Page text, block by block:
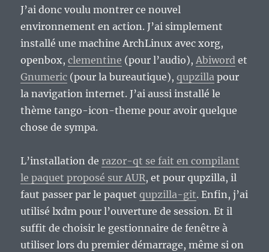
J’ai donc voulu montrer ce nouvel
environnement en action. J’ai simplement
installé une machine ArchLinux avec xorg,
openbox,clementine (pour l’audio),Abiword et
Gnumeric (pour la bureautique),qupzilla pour
la navigation internet. J’ai aussi installé le
thème tango-icon-theme pour avoir quelque
chose de sympa.
L’installation derazor-qt se fait en compilant
le paquet proposé sur AUR, et pour qupzilla, il
faut passer par le paquetqupzilla-git. Enfin, j’ai
utilisé lxdm pour l’ouverture de session. Et il
suffit de choisir le gestionnaire de fenêtre à
utiliser lors du premier démarrage, même si on